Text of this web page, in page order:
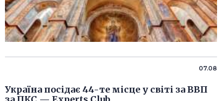
07.08
Україна посідає 44-те місце у світі за ВВП